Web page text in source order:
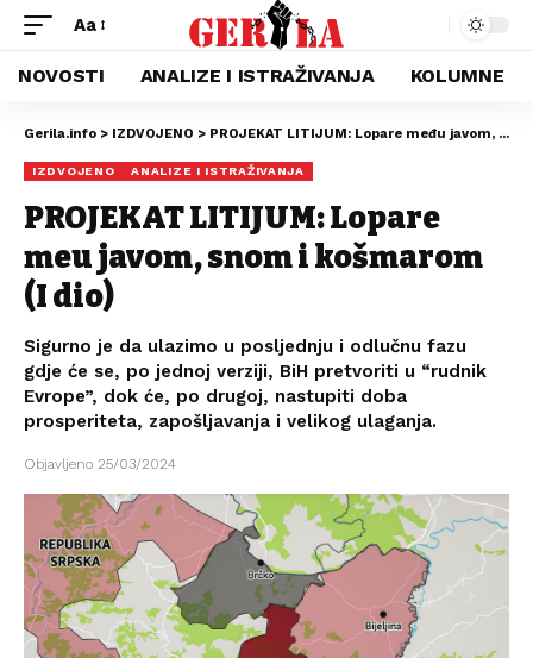
Aa
NOVOSTI ANALIZE I ISTRAŽIVANJA KOLUMNE
Gerila.info > IZDVOJENO > PROJEKAT LITIJUM: Lopare među javom, snom i košmarom (I dio)
IZDVOJENO ANALIZE I ISTRAŽIVANJA
PROJEKAT LITIJUM: Lopare
među javom, snom i košmarom
(I dio)
Sigurno je da ulazimo u posljednju i odlučnu fazu
gdje će se, po jednoj verziji, BiH pretvoriti u “rudnik
Evrope”, dok će, po drugoj, nastupiti doba
prosperiteta, zapošljavanja i velikog ulaganja.
Objavljeno 25/03/2024